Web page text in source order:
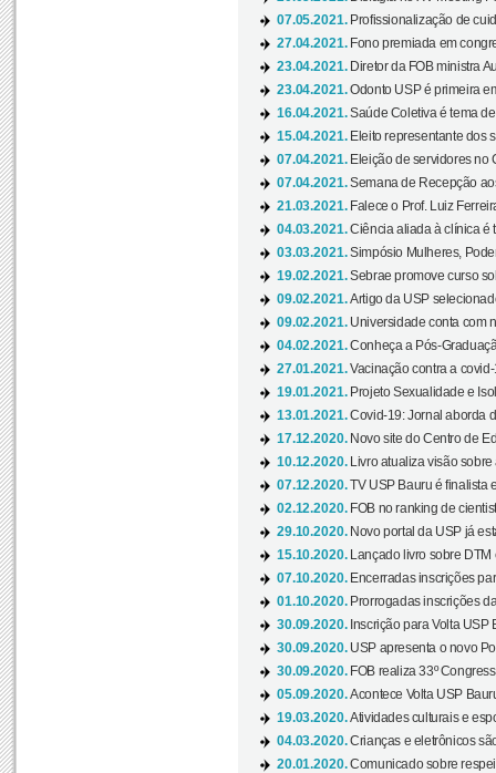
07.05.2021. Profissionalização de
27.04.2021. Fono premiada em
23.04.2021. Diretor da FOB ministra
23.04.2021.Odonto USP é primeira
16.04.2021.Saúde Coletiva é tema
15.04.2021. Eleito representante dos
07.04.2021. Eleição de servidores no
07.04.2021.Semana de Recepção
21.03.2021. Falece o Prof. Luiz
04.03.2021.Ciência aliada à clínica é
03.03.2021.Simpósio Mulheres,
19.02.2021.Sebrae promove curso
09.02.2021.Artigo da USP
09.02.2021. Universidade conta com
04.02.2021.Conheça a Pós-
27.01.2021.Vacinação contra a
19.01.2021. Projeto Sexualidade e
13.01.2021.Covid-19: Jornal aborda
17.12.2020. Novo site do Centro de
10.12.2020.
Livro atualiza visão
07.12.2020.TV USP Bauru é finalista
02.12.2020. FOB no ranking de
29.10.2020. Novo portal da USP já
15.10.2020.
Lançado livro sobre
07.10.2020. Encerradas inscrições
01.10.2020. Prorrogadas inscrições
30.09.2020. Inscrição para Volta USP
30.09.2020. USP apresenta o novo
30.09.2020. FOB realiza 33º
05.09.2020.Acontece Volta USP
19.03.2020.Atividades culturais e
04.03.2020.Crianças e eletrônicos
20.01.2020.Comunicado sobre